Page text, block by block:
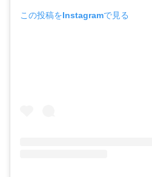
この投稿をInstagramで見る